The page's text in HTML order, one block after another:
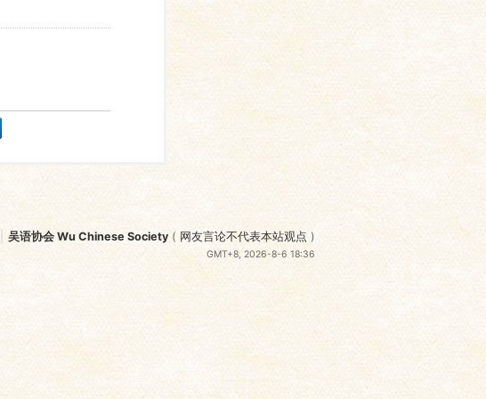
吴语协会 Wu Chinese Society ( 网友言论不代表本站观点 )
GMT+8, 2026-8-6 18:36